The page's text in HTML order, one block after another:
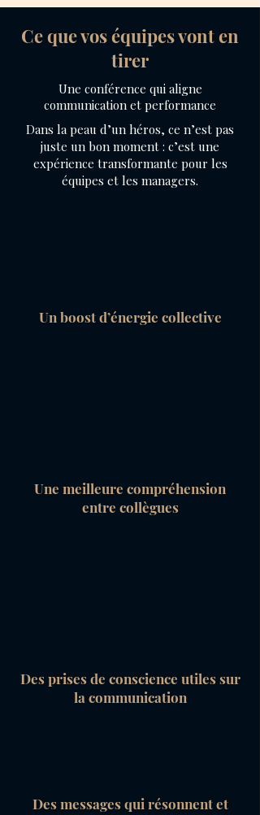
Ce que vos équipes vont en
tirer
Une conférence qui aligne
communication et performance
Dans la peau d’un héros, ce n’est pas
juste un bon moment : c’est une
expérience transformante pour les
équipes et les managers.
Un boost d’énergie collective
Une meilleure compréhension
entre collègues
Des prises de conscience utiles sur
la communication
Des messages qui résonnent et